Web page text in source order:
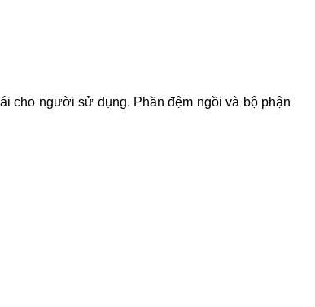
cho người sử dụng. Phần đệm ngồi và bộ phận